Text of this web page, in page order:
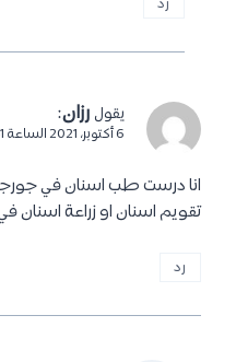
يقول رزان:
6 أكتوبر، 2021 الساعة 10:41 م
انا درست طب اسنان في
تقويم اسنان او زراعة اسنان
رد